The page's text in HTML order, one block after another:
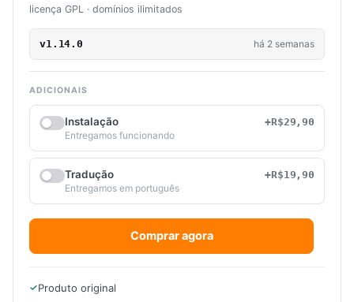
licença GPL · domínios ilimitados
v1.14.0 há 2 semanas
ADICIONAIS
Instalação
+R$29,90
Entregamos funcionando
Tradução
+R$19,90
Entregamos em português
Comprar agora
Produto original